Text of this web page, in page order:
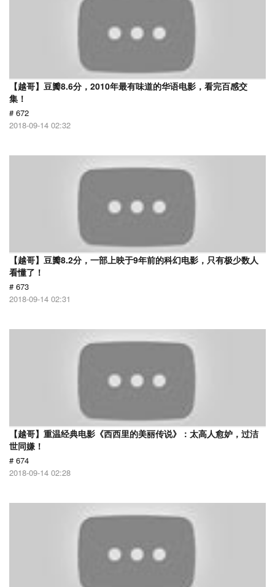
【越哥】豆瓣8.6分，2010年最有味道的华语电影，看完百感交
集！
# 672
2018-09-14 02:32
【越哥】豆瓣8.2分，一部上映于9年前的科幻电影，只有极少数人
看懂了！
# 673
2018-09-14 02:31
【越哥】重温经典电影《西西里的美丽传说》：太高人愈妒，过洁
世同嫌！
# 674
2018-09-14 02:28